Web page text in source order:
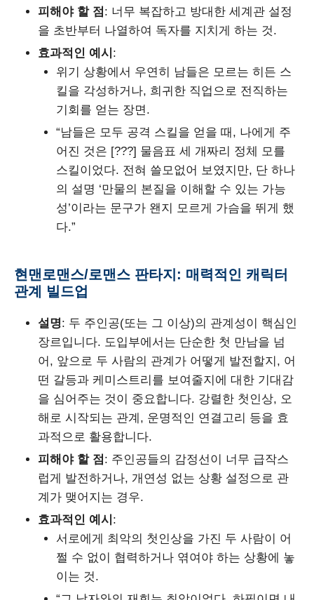
피해야 할 점 : 너무 복잡하고 방대한 세계관 설정
을 초반부터 나열하여 독자를 지치게 하는 것.
효과적인 예시 :
위기 상황에서 우연히 남들은 모르는 히든 스
킬을 각성하거나, 희귀한 직업으로 전직하는
기회를 얻는 장면.
“남들은 모두 공격 스킬을 얻을 때, 나에게 주
어진 것은 [???] 물음표 세 개짜리 정체 모를
스킬이었다. 전혀 쓸모없어 보였지만, 단 하나
의 설명 ‘만물의 본질을 이해할 수 있는 가능
성’이라는 문구가 왠지 모르게 가슴을 뛰게 했
다.”
현맨로맨스/로맨스 판타지: 매력적인 캐릭터
관계 빌드업
설명: 두 주인공(또는 그 이상)의 관계성이 핵심인
장르입니다. 도입부에서는 단순한 첫 만남을 넘
어, 앞으로 두 사람의 관계가 어떻게 발전할지, 어
떤 갈등과 케미스트리를 보여줄지에 대한 기대감
을 심어주는 것이 중요합니다. 강렬한 첫인상, 오
해로 시작되는 관계, 운명적인 연결고리 등을 효
과적으로 활용합니다.
피해야 할 점 : 주인공들의 감정선이 너무 급작스
럽게 발전하거나, 개연성 없는 상황 설정으로 관
계가 맺어지는 경우.
효과적인 예시 :
서로에게 최악의 첫인상을 가진 두 사람이 어
쩔 수 없이 협력하거나 엮여야 하는 상황에 놓
이는 것.